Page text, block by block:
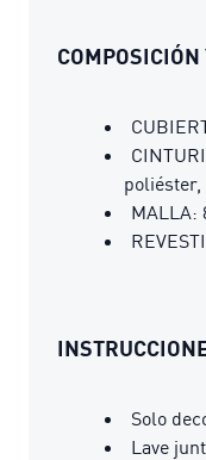
poliéster,
MALLA:
Solo
Lave